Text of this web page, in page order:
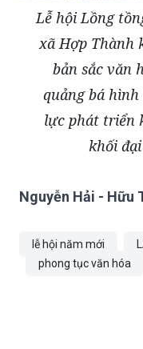
Lễ hội Lồng
xã Hợp Thành
bản sắc văn
quảng bá
lực phát triển
khối
Nguyễn Hải - Hữu
lễ hội năm mới
phong tục văn hóa